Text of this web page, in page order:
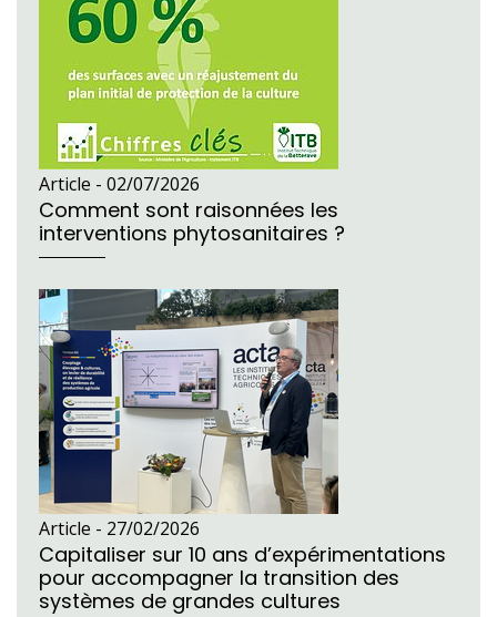
Article - 02/07/2026
Comment sont raisonnées les
interventions phytosanitaires ?
Article - 27/02/2026
Capitaliser sur 10 ans d’expérimentations
pour accompagner la transition des
systèmes de grandes cultures